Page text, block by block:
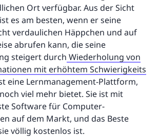
Ort verfügbar. Aus der Sicht
es am besten, wenn er seine
verdaulichen Häppchen und auf
abrufen kann, die seine
steigert durch Wiederholung von
mit erhöhtem Schwierigkeits
eine Lernmanagement-Plattform,
viel mehr bietet. Sie ist mit
Software für Computer-
auf dem Markt, und das Beste
völlig kostenlos ist.